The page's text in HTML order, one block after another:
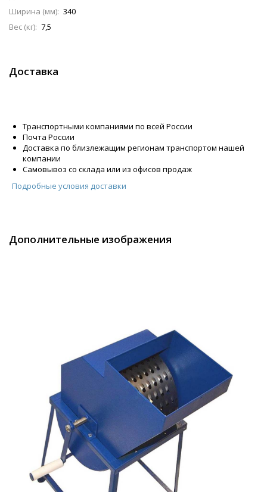
Ширина (мм): 340
Вес (кг): 7,5
Доставка
Транспортными компаниями по всей России
Почта России
Доставка по близлежащим регионам транспортом нашей
компании
Самовывоз со склада или из офисов продаж
Подробные условия доставки
Дополнительные изображения